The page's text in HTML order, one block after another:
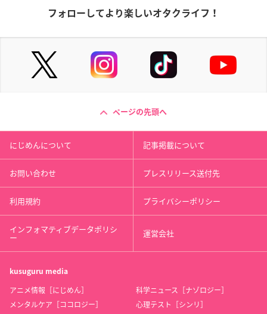
フォローしてより楽しいオタクライフ！
ページの先頭へ
にじめんについて 記事掲載について
お問い合わせ プレスリリース送付先
利用規約 プライバシーポリシー
インフォマティブデータポリシ
ー 運営会社
kusuguru media
アニメ情報［にじめん］
科学ニュース［ナゾロジー］
メンタルケア［ココロジー］
心理テスト［シンリ］